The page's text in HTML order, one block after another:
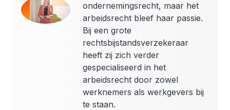
ondernemingsrecht, maar het
arbeidsrecht bleef haar passie.
Bij een grote
rechtsbijstandsverzekeraar
heeft zij zich verder
gespecialiseerd in het
arbeidsrecht door zowel
werknemers als werkgevers bij
te staan.